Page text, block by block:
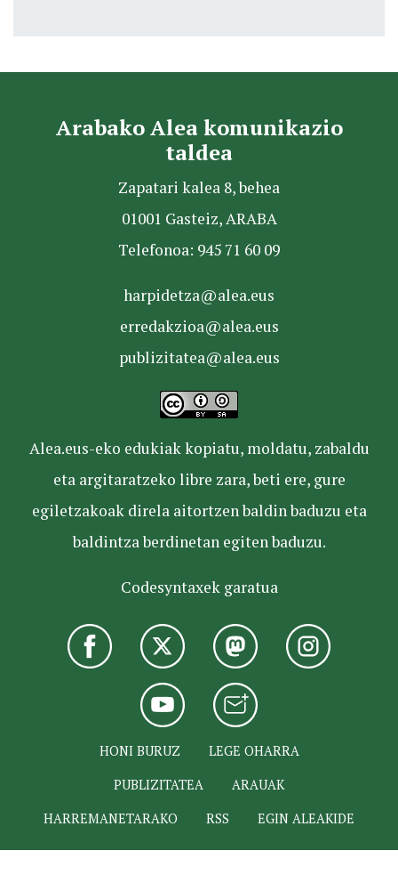
Arabako Alea komunikazio
taldea
Zapatari kalea 8, behea
01001 Gasteiz, ARABA
Telefonoa: 945 71 60 09
harpidetza@alea.eus
erredakzioa@alea.eus
publizitatea@alea.eus
Alea.eus-eko edukiak kopiatu, moldatu, zabaldu
eta argitaratzeko libre zara, beti ere, gure
egiletzakoak direla aitortzen baldin baduzu eta
baldintza berdinetan egiten baduzu.
Codesyntaxek garatua
HONI BURUZ
LEGE OHARRA
PUBLIZITATEA
ARAUAK
HARREMANETARAKO
RSS EGIN ALEAKIDE